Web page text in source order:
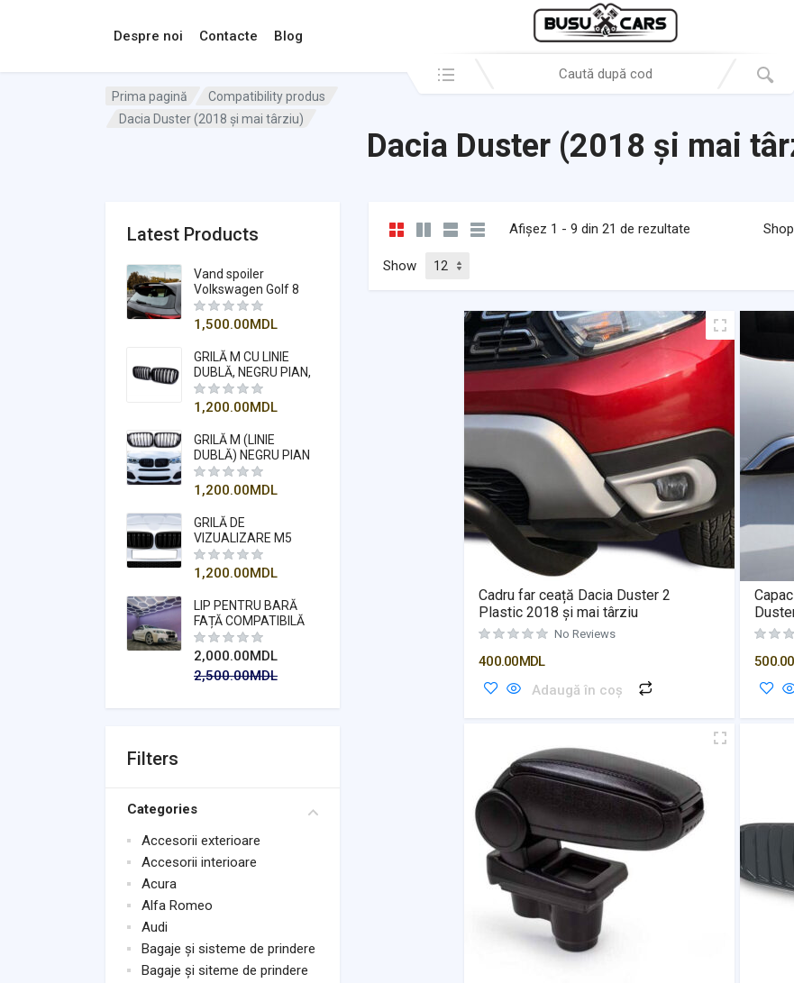
Despre noi Contacte Blog
Prima pagină
Compatibility produs
Dacia Duster (2018 și mai târziu)
Dacia Duster (2018 și mai
Latest Products
Vand spoiler
Volkswagen Golf 8
1,500.00MDL
GRILĂ M CU LINIE
DUBLĂ, NEGRU PIAN,
COMPATIBILĂ
PENTRU X5-X6 F15
(2015-2018)
1,200.00MDL
GRILĂ M (LINIE
DUBLĂ) NEGRU PIAN
COMPATIBILĂ
PENTRU SERIA X3
F25 2014-2018
1,200.00MDL
GRILĂ DE
VIZUALIZARE M5
(RINCHI)
COMPATIBILĂ
PENTRU SERIA 5 F10
2011-2018
1,200.00MDL
LIP PENTRU BARĂ
FAȚĂ COMPATIBILĂ
PENTRU SERIA 5 F10
MT - NEGRU PIAN
2,000.00MDL
2,500.00MDL
Filters
Categories
Accesorii exterioare
Accesorii interioare
Acura
Alfa Romeo
Audi
Bagaje și sisteme de prindere
Bagaje și siteme de prindere
Afișez 1 - 9 din 21 de rezultate
Show
Cadru far ceață Dacia Duster 2
Plastic 2018 și mai târziu
No Reviews
400.00MDL
Adaugă în coș
500.00